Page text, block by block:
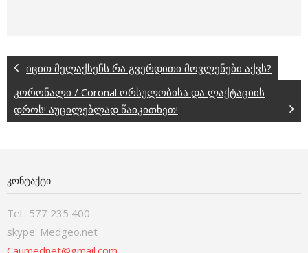
იცით მელაქსენს რა გვერდითი მოვლენები აქვს?
კორონალი / Coronal ორსულობისა და ლაქტაციის
დროს! აუცილებლად წაიკითხეთ!
ᲙᲝᲜᲢᲐᲥᲢᲘ
Tel.: 577 235 400
skype: Medgeo.net
Caumednet@gmail.com